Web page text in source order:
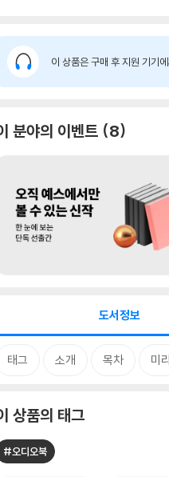
이 상품은 구매 후 지원 기기에
분야의 이벤트 8
도서정보
태그 소개 목차 미
상품의 태그
#오디오북